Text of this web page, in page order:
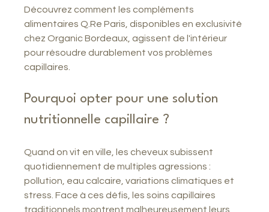
Découvrez comment les compléments
alimentaires Q.Re Paris, disponibles en exclusivité
chez Organic Bordeaux, agissent de l'intérieur
pour résoudre durablement vos problèmes
capillaires.
Pourquoi opter pour une solution
nutritionnelle capillaire ?
Quand on vit en ville, les cheveux subissent
quotidiennement de multiples agressions :
pollution, eau calcaire, variations climatiques et
stress. Face à ces défis, les soins capillaires
traditionnels montrent malheureusement leurs